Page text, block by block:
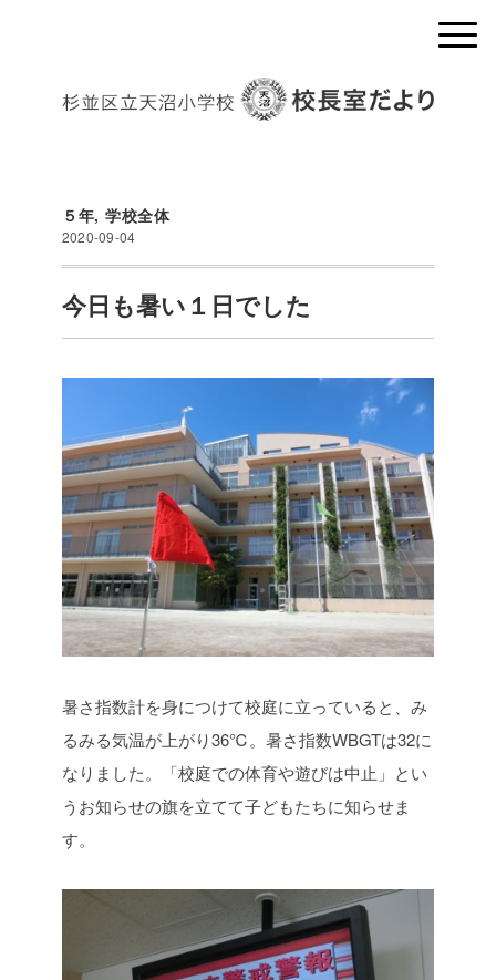
５年, 学校全体
2020-09-04
今日も暑い１日でした
暑さ指数計を身につけて校庭に立っていると、み
るみる気温が上がり36℃。暑さ指数WBGTは32に
なりました。「校庭での体育や遊びは中止」とい
うお知らせの旗を立てて子どもたちに知らせま
す。